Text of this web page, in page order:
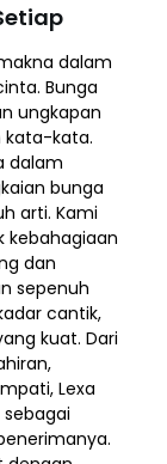
dalam
Bunga
ungkapan
kata-kata.
dalam
bunga
arti. Kami
kebahagiaan
dan
sepenuh
cantik,
kuat. Dari
Lexa